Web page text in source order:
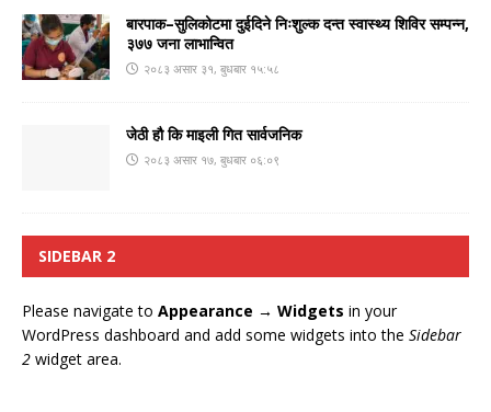
बारपाक–सुलिकोटमा दुईदिने निःशुल्क दन्त स्वास्थ्य शिविर सम्पन्न,
३७७ जना लाभान्वित
२०८३ असार ३१, बुधबार १५:५८
जेठी हौ कि माइली गित सार्वजनिक
२०८३ असार १७, बुधबार ०६:०९
SIDEBAR 2
Please navigate to Appearance → Widgets in your
WordPress dashboard and add some widgets into the Sidebar
2 widget area.